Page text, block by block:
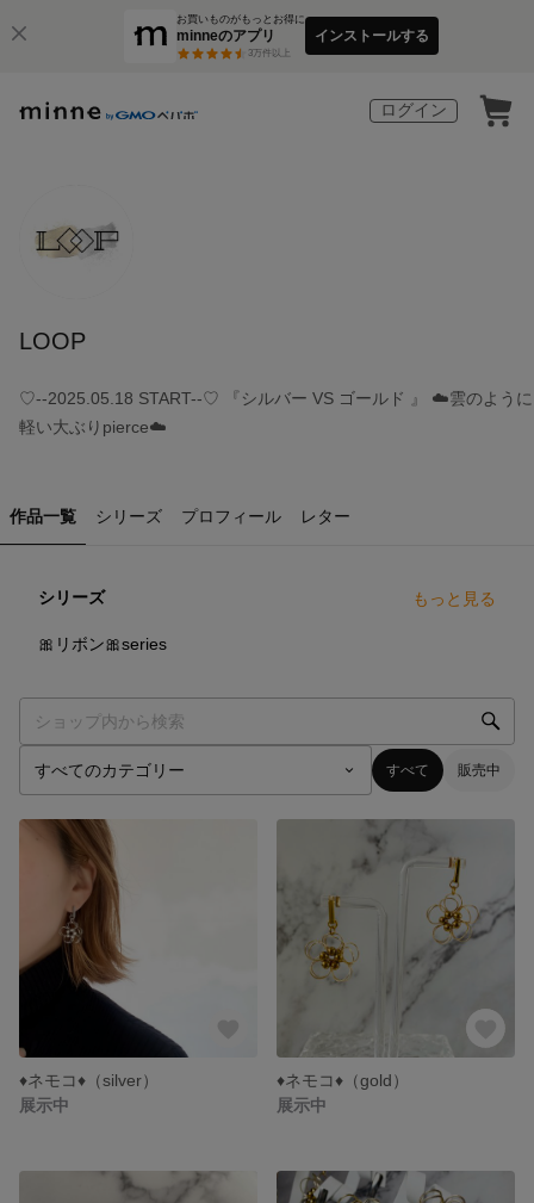
お買いものがもっとお得に
minneのアプリ
3万件以上
インストールする
ログイン
LOOP
♡--2025.05.18 START--♡ 『シルバー VS ゴールド 』 ☁️雲のように
軽い大ぶりpierce☁️
作品一覧 シリーズ プロフィール レター
シリーズ もっと見る
🎀リボン🎀series
すべて 販売中
♦︎ネモコ♦︎（silver）
展示中
♦︎ネモコ♦︎（gold）
展示中